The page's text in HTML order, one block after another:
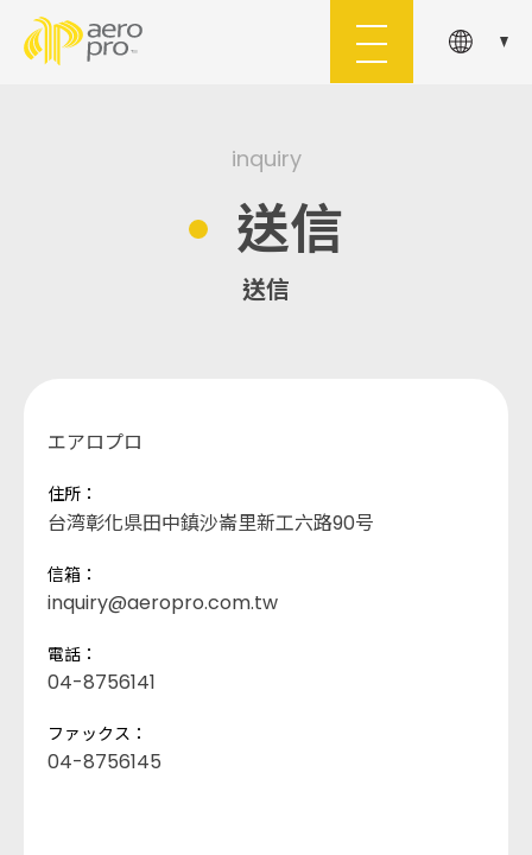
inquiry
送信
送信
エアロプロ
住所：
台湾彰化県田中鎮沙崙里新工六路90号
信箱：
inquiry@aeropro.com.tw
電話：
04-8756141
ファックス：
04-8756145
製品情報
カスタム対応